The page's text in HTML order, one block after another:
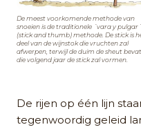
De meest voorkomende methode van
snoeien is de traditionele ´vara y pulgar´
(stick and thumb) methode. De stick is
deel van de wijnstok die vruchten zal
afwerpen, terwijl de duim de sheut bevat
die volgend jaar de stick zal vormen.
De rijen op één lijn
tegenwoordig geleid